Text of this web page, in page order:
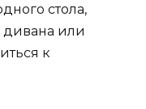
стола,
дивана или
к